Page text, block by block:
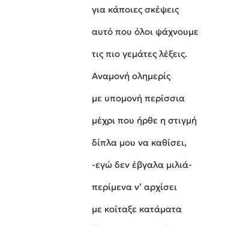
για κάποιες σκέψεις
αυτό που όλοι ψάχνουμε
τις πιο γεμάτες λέξεις.
Αναμονή ολημερίς
με υπομονή περίσσια
μέχρι που ήρθε η στιγμή
δίπλα μου να καθίσει,
-εγώ δεν έβγαλα μιλιά-
περίμενα ν’ αρχίσει
με κοίταξε κατάματα